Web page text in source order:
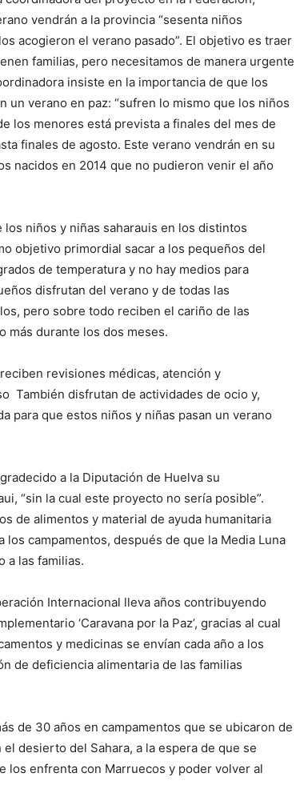
vendrán a la provincia “sesenta niños
acogieron el verano pasado”. El objetivo es traer
familias, pero necesitamos de manera urgente
insiste en la importancia de que los
un verano en paz: “sufren lo mismo que los niños
los menores está prevista a finales del mes de
finales de agosto. Este verano vendrán en su
nacidos en 2014 que no pudieron venir el año
niños y niñas saharauis en los distintos
objetivo primordial sacar a los pequeños del
de temperatura y no hay medios para
disfrutan del verano y de todas las
pero sobre todo reciben el cariño de las
más durante los dos meses.
revisiones médicas, atención y
También disfrutan de actividades de ocio y,
para que estos niños y niñas pasan un verano
a la Diputación de Huelva su
“sin la cual este proyecto no sería posible”.
de alimentos y material de ayuda humanitaria
campamentos, después de que la Media Luna
a las familias.
Internacional lleva años contribuyendo
‘Caravana por la Paz’, gracias al cual
y medicinas se envían cada año a los
de deficiencia alimentaria de las familias
de 30 años en campamentos que se ubicaron de
desierto del Sahara, a la espera de que se
los enfrenta con Marruecos y poder volver al